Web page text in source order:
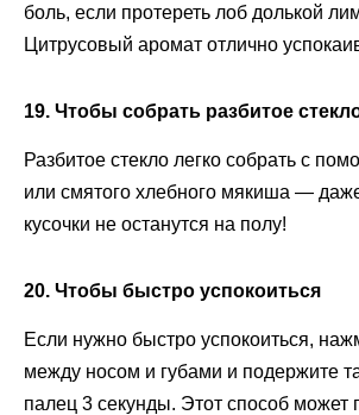
боль, если протереть лоб долькой
Цитрусовый аромат отлично
19. Чтобы собрать разбитое
Разбитое стекло легко собрать с
или смятого хлебного мякиша —
кусочки не останутся на полу!
20. Чтобы быстро успокоиться
Если нужно быстро успокоиться,
между носом и губами и подержите
палец 3 секунды. Этот способ может